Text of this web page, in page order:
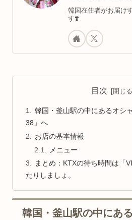
韓国在住者がお届け
す❣️
目次
韓国・釜山駅の中にあるオシ
38」へ
お店の基本情報
メニュー
まとめ：KTXの待ち時間は「
たりしましょ。
韓国・釜山駅の中にあ